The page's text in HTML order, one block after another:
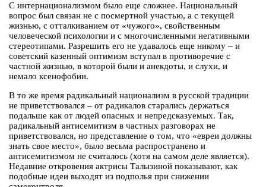
С интернационализмом было еще сложнее. Национальный
вопрос был связан не с посмертной участью, а с текущей
жизнью, с отталкиванием от «чужого», свойственным
человеческой психологии и с многочисленными негативными
стереотипами. Разрешить его не удавалось еще никому – и
советский казенный оптимизм вступал в противоречие с
частной жизнью, в которой были и анекдоты, и слухи, и
немало ксенофобии.
В то же время радикальный национализм в русской традиции
не приветствовался – от радикалов старались держаться
подальше как от людей опасных и непредсказуемых. Так,
радикальный антисемитизм в частных разговорах не
приветствовался, но представление о том, что «евреи должны
знать свое место», было весьма распространено и
антисемитизмом не считалось (хотя на самом деле является).
Недавние откровения актрисы Талызиной показывают, как
подобные идеи выходят из подполья при снижении